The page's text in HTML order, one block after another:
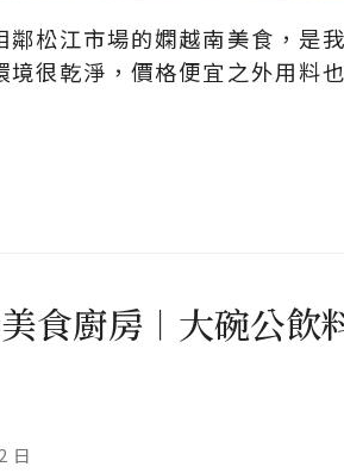
松江市場的嫻越南美食，是
境很乾淨，價格便宜之外用料
食廚房︱大碗公飲
日